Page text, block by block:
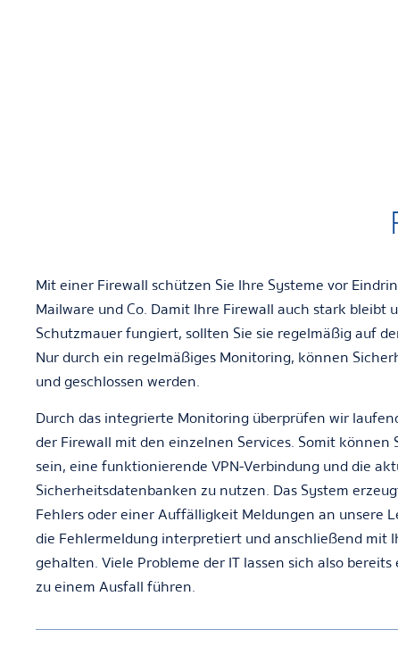
Mit einer Firewall schützen Sie Ihre Systeme vor
Mailware und Co. Damit Ihre Firewall auch stark bleibt
Schutzmauer fungiert, sollten Sie sie regelmäßig auf
Nur durch ein regelmäßiges Monitoring, können
und geschlossen werden.
Durch das integrierte Monitoring überprüfen wir
der Firewall mit den einzelnen Services. Somit können
sein, eine funktionierende VPN-Verbindung und die
Sicherheitsdatenbanken zu nutzen. Das System
Fehlers oder einer Auffälligkeit Meldungen an unsere
die Fehlermeldung interpretiert und anschließend mit
gehalten. Viele Probleme der IT lassen sich also
zu einem Ausfall führen.